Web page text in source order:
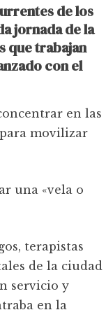
de los
jornada de la
que trabajan
con el
en las
movilizar
una «vela o
terapistas
de la ciudad
servicio y
en la